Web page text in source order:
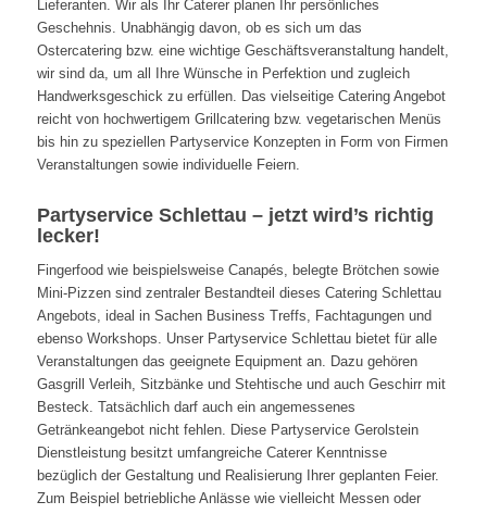
Lieferanten. Wir als Ihr Caterer planen Ihr persönliches
Geschehnis. Unabhängig davon, ob es sich um das
Ostercatering bzw. eine wichtige Geschäftsveranstaltung handelt,
wir sind da, um all Ihre Wünsche in Perfektion und zugleich
Handwerksgeschick zu erfüllen. Das vielseitige Catering Angebot
reicht von hochwertigem Grillcatering bzw. vegetarischen Menüs
bis hin zu speziellen Partyservice Konzepten in Form von Firmen
Veranstaltungen sowie individuelle Feiern.
Partyservice Schlettau – jetzt wird’s richtig
lecker!
Fingerfood wie beispielsweise Canapés, belegte Brötchen sowie
Mini-Pizzen sind zentraler Bestandteil dieses Catering Schlettau
Angebots, ideal in Sachen Business Treffs, Fachtagungen und
ebenso Workshops. Unser Partyservice Schlettau bietet für alle
Veranstaltungen das geeignete Equipment an. Dazu gehören
Gasgrill Verleih, Sitzbänke und Stehtische und auch Geschirr mit
Besteck. Tatsächlich darf auch ein angemessenes
Getränkeangebot nicht fehlen. Diese Partyservice Gerolstein
Dienstleistung besitzt umfangreiche Caterer Kenntnisse
bezüglich der Gestaltung und Realisierung Ihrer geplanten Feier.
Zum Beispiel betriebliche Anlässe wie vielleicht Messen oder